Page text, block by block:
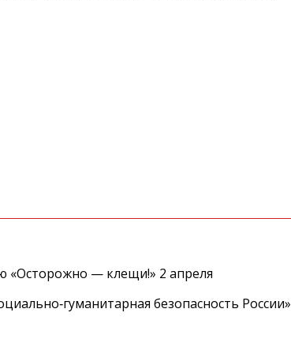
«Осторожно — клещи!» 2 апреля
безопасность России»